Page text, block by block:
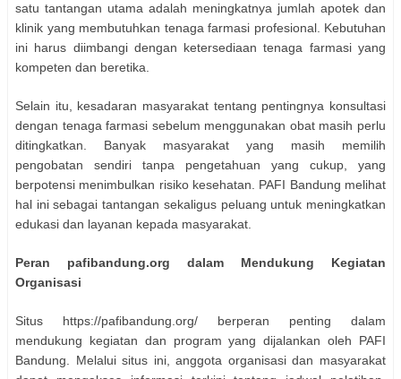
satu tantangan utama adalah meningkatnya jumlah apotek dan
klinik yang membutuhkan tenaga farmasi profesional. Kebutuhan
ini harus diimbangi dengan ketersediaan tenaga farmasi yang
kompeten dan beretika.
Selain itu, kesadaran masyarakat tentang pentingnya konsultasi
dengan tenaga farmasi sebelum menggunakan obat masih perlu
ditingkatkan. Banyak masyarakat yang masih memilih
pengobatan sendiri tanpa pengetahuan yang cukup, yang
berpotensi menimbulkan risiko kesehatan. PAFI Bandung melihat
hal ini sebagai tantangan sekaligus peluang untuk meningkatkan
edukasi dan layanan kepada masyarakat.
Peran pafibandung.org dalam Mendukung Kegiatan
Organisasi
Situs https://pafibandung.org/ berperan penting dalam
mendukung kegiatan dan program yang dijalankan oleh PAFI
Bandung. Melalui situs ini, anggota organisasi dan masyarakat